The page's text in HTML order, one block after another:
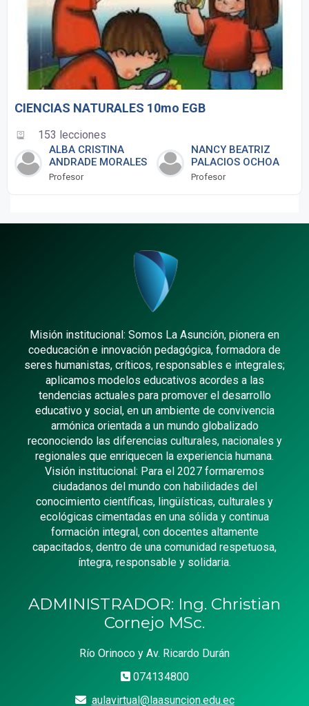
CIENCIAS NATURALES 10mo EGB
153 lecciones
ALBA CRISTINA
ANDRADE MORALES
Profesor
NANCY BEATRIZ
PALACIOS OCHOA
Profesor
Misión institucional: Somos La Asunción, pionera en
coeducación e innovación pedagógica, formadora de
seres humanistas, críticos, responsables e integrales;
aplicamos modelos educativos acordes a las
tendencias actuales para promover el desarrollo
educativo y social, en un ambiente de convivencia
armónica orientada a un mundo globalizado
reconociendo las diferencias culturales, nacionales y
regionales que enriquecen la experiencia humana.
Visión institucional: Para el 2027 formaremos
ciudadanos del mundo con habilidades del
conocimiento científicas, lingüísticas, culturales y
ecológicas cimentadas en una sólida y continua
formación integral, con docentes altamente
capacitados, dentro de una comunidad respetuosa,
íntegra, responsable y solidaria.
ADMINISTRADOR: Ing. Christian
Cornejo MSc.
Río Orinoco y Av. Ricardo Durán
074134800
aulavirtual@laasuncion.edu.ec